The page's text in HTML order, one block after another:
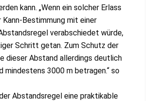
kann. „Wenn ein solcher Erlass
Bestimmung mit einer
verabschiedet würde,
Schritt getan. Zum Schutz der
dieser Abstand allerdings deutlich
mindestens 3000 m betragen.“ so
Abstandsregel eine praktikable